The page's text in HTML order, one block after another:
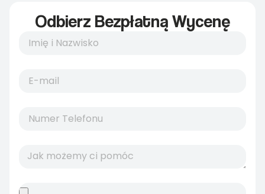
Odbierz Bezpłatną Wycenę